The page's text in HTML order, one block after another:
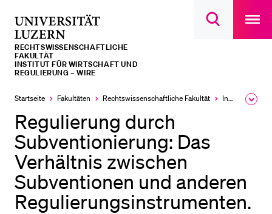
Suchdialog
main
RECHTS­­WISSENSCHAFTLICHE
FAKULTÄT
INSTITUT FÜR WIRTSCHAFT UND
REGULIERUNG – WIRE
Startseite Fakultäten Rechtswissenschaftliche Fakultät Institute, Akademien, Zentren
Regulierung durch
Subventionierung: Das
Verhältnis zwischen
Subventionen und anderen
Regulierungsinstrumenten.
LETZTE SUCHEN
Sie haben noch keine Suche getätigt.
Schulklassen und Lehrpersonen
Studien­interessierte
Studierende
Forschende
Mitarbeitende
Alumni